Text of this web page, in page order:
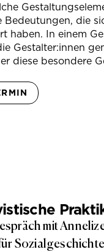
Bedeutungen, die
haben. In einem
Gestalter:innen
diese besondere
mit